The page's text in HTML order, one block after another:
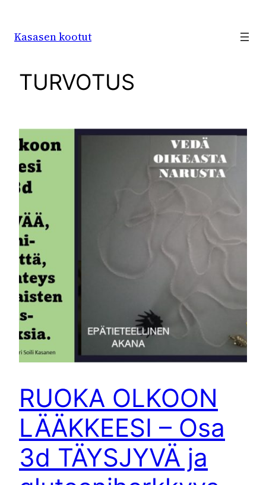
Kasasen kootut
TURVOTUS
RUOKA OLKOON
LÄÄKKEESI – Osa
3d TÄYSJYVÄ ja